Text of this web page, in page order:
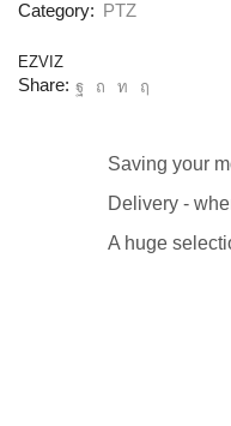
Category:
PTZ
EZVIZ
Share:
Saving your
Delivery -
A huge